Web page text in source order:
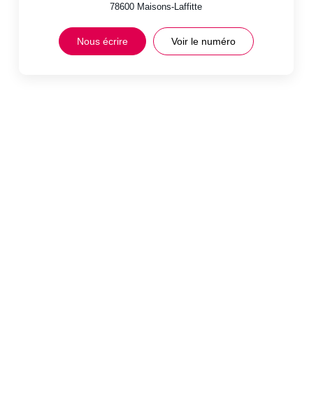
78600 Maisons-Laffitte
Nous écrire Voir le numéro